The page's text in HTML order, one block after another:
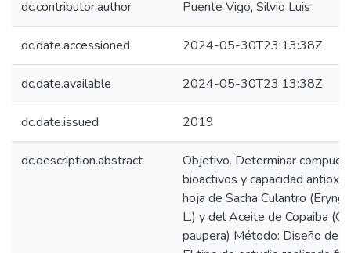
dc.contributor.author Puente Vigo, Silvio Luis
dc.date.accessioned 2024-05-30T23:13:38Z
dc.date.available 2024-05-30T23:13:38Z
dc.date.issued 2019
dc.description.abstract
Objetivo. Determinar
bioactivos y capacidad
hoja de Sacha Culantro
L.) y del Aceite de Copaiba
paupera) Método: Diseño de